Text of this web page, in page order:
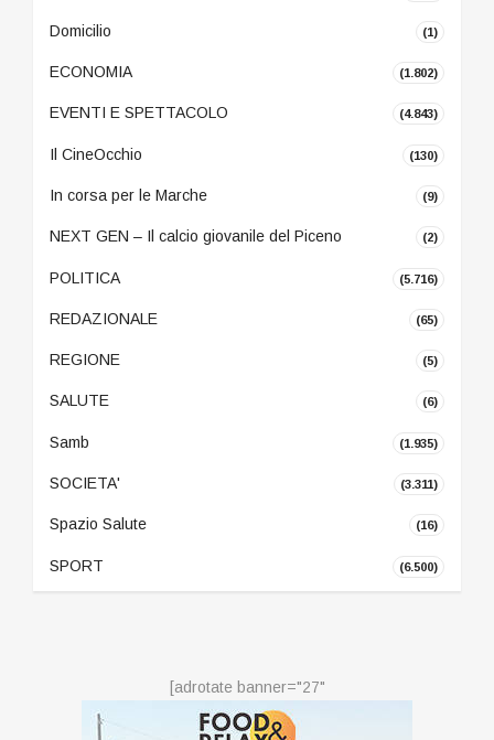
Domicilio (1)
ECONOMIA (1.802)
EVENTI E SPETTACOLO (4.843)
Il CineOcchio (130)
In corsa per le Marche (9)
NEXT GEN – Il calcio giovanile del Piceno (2)
POLITICA (5.716)
REDAZIONALE (65)
REGIONE (5)
SALUTE (6)
Samb (1.935)
SOCIETA' (3.311)
Spazio Salute (16)
SPORT (6.500)
[adrotate banner="27"